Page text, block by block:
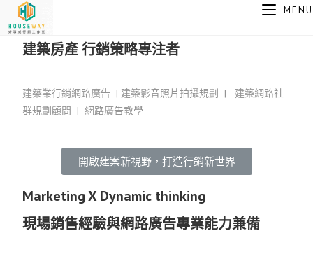
MENU
建築房產 行銷策略專注者
建築業行銷網路廣告 | 建築影音照片拍攝規劃 | 建築網路社
群規劃顧問 | 網路廣告教學
開啟建案新視野，打造行銷新世界
Marketing X Dynamic thinking
現場銷售經驗與網路廣告專業能力兼備